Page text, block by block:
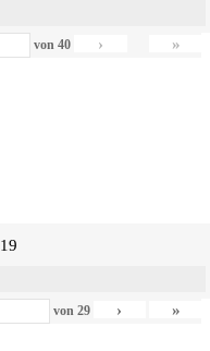
von40 › »
von 29 › »